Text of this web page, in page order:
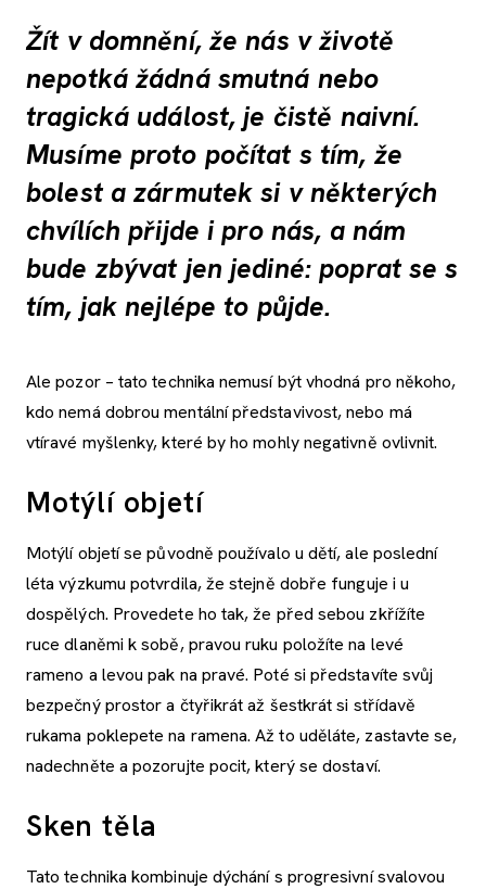
Žít v domnění, že nás v životě
nepotká žádná smutná nebo
tragická událost, je čistě naivní.
Musíme proto počítat s tím, že
bolest a zármutek si v některých
chvílích přijde i pro nás, a nám
bude zbývat jen jediné: poprat se s
tím, jak nejlépe to půjde.
Ale pozor – tato technika nemusí být vhodná pro někoho,
kdo nemá dobrou mentální představivost, nebo má
vtíravé myšlenky, které by ho mohly negativně ovlivnit.
Motýlí objetí
Motýlí objetí se původně používalo u dětí, ale poslední
léta výzkumu potvrdila, že stejně dobře funguje i u
dospělých. Provedete ho tak, že před sebou zkřížíte
ruce dlaněmi k sobě, pravou ruku položíte na levé
rameno a levou pak na pravé. Poté si představíte svůj
bezpečný prostor a čtyřikrát až šestkrát si střídavě
rukama poklepete na ramena. Až to uděláte, zastavte se,
nadechněte a pozorujte pocit, který se dostaví.
Sken těla
Tato technika kombinuje dýchání s progresivní svalovou